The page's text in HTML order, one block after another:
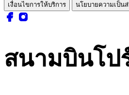
เงื่อนไขการให้บริการ นโยบายความเป็น
สนามบินโป